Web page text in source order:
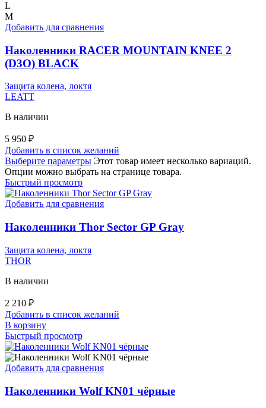
L
M
Добавить для сравнения
Наколенники RACER MOUNTAIN KNEE 2
(D3O) BLACK
Защита колена, локтя
LEATT
В наличии
5 950 ₽
Добавить в список желаний
Выберите параметры Этот товар имеет несколько вариаций.
Опции можно выбрать на странице товара.
Быстрый просмотр
Добавить для сравнения
Наколенники Thor Sector GP Gray
Защита колена, локтя
THOR
В наличии
2 210 ₽
Добавить в список желаний
В корзину
Быстрый просмотр
Добавить для сравнения
Наколенники Wolf KN01 чёрные